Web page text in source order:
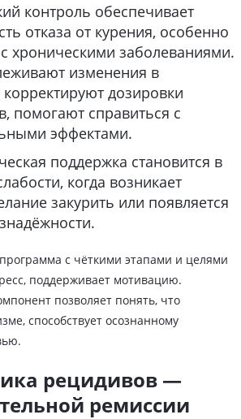
контроль обеспечивает
отказа от курения, особенно
хроническими заболеваниями.
изменения в
корректируют дозировки
помогают справиться с
эффектами.
поддержка становится в
когда возникает
закурить или появляется
с чёткими этапами и целями
поддерживает мотивацию.
позволяет понять, что
способствует осознанному
рецидивов —
ремиссии